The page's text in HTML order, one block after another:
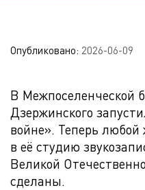
Опубликовано: 2026-06-09
В Межпоселенческой
Дзержинского
войне». Теперь
в её студию
Великой
сделаны.